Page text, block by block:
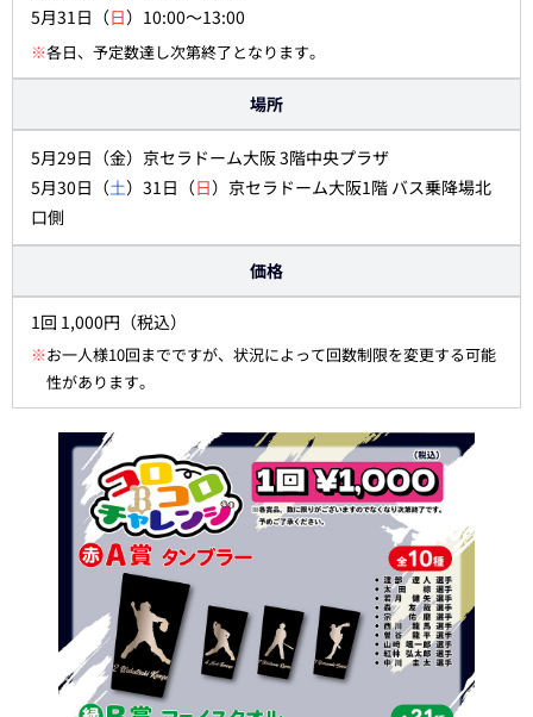
5月31日（日）10:00～13:00
※各日、予定数達し次第終了となります。
場所
5月29日（金）京セラドーム大阪 3階中央プラザ
5月30日（土）31日（日）京セラドーム大阪1階 バス乗降場北
口側
価格
1回 1,000円（税込）
※お一人様10回までですが、状況によって回数制限を変更する可能
性があります。